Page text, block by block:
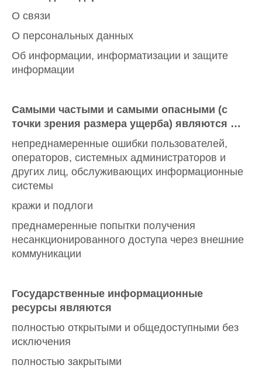
О связи
О персональных данных
Об информации, информатизации и защите
информации
Самыми частыми и самыми опасными (с
точки зрения размера ущерба) являются …
непреднамеренные ошибки пользователей,
операторов, системных администраторов и
других лиц, обслуживающих информационные
системы
кражи и подлоги
преднамеренные попытки получения
несанкционированного доступа через внешние
коммуникации
Государственные информационные
ресурсы являются
полностью открытыми и общедоступными без
исключения
полностью закрытыми